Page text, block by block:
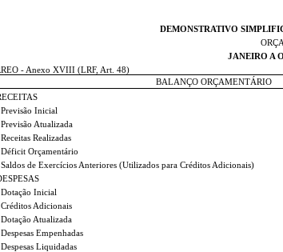
DEMONSTRATIVO
JANEIRO A
- Anexo XVIII (LRF, Art. 48)
BALANÇO ORÇAMENTÁRIO
Previsão Inicial
Previsão Atualizada
Receitas Realizadas
Déficit Orçamentário
Saldos de Exercícios Anteriores (Utilizados para Créditos Adicionais)
Dotação Inicial
Créditos Adicionais
Dotação Atualizada
Despesas Empenhadas
Despesas Liquidadas